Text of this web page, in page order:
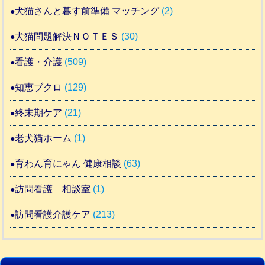
犬猫さんと暮す前準備 マッチング (2)
犬猫問題解決ＮＯＴＥＳ (30)
看護・介護 (509)
知恵ブクロ (129)
終末期ケア (21)
老犬猫ホーム (1)
育わん育にゃん 健康相談 (63)
訪問看護 相談室 (1)
訪問看護介護ケア (213)